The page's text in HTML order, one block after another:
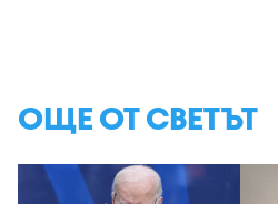
ОЩЕ ОТ СВЕТЪТ